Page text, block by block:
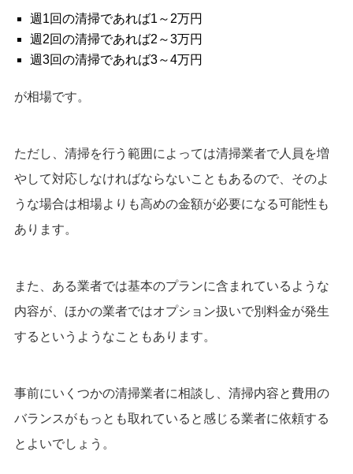
週1回の清掃であれば1～2万円
週2回の清掃であれば2～3万円
週3回の清掃であれば3～4万円
が相場です。
ただし、清掃を行う範囲によっては清掃業者で人員を増
やして対応しなければならないこともあるので、そのよ
うな場合は相場よりも高めの金額が必要になる可能性も
あります。
また、ある業者では基本のプランに含まれているような
内容が、ほかの業者ではオプション扱いで別料金が発生
するというようなこともあります。
事前にいくつかの清掃業者に相談し、清掃内容と費用の
バランスがもっとも取れていると感じる業者に依頼する
とよいでしょう。